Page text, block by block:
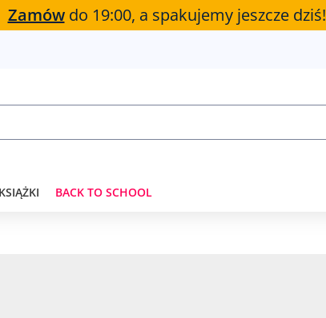
Zamówdo 19:00, a spakujemy jeszcze dziś!
KSIĄŻKI BACK TO SCHOOL